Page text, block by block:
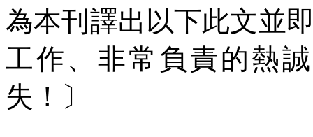
為本刊譯出以下此文並
工作、非常負責的熱
失！〕